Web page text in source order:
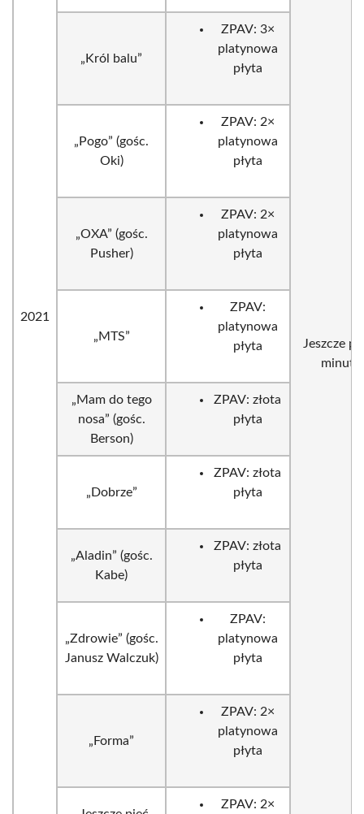
2021
Jeszcze
minut
„Król balu”
ZPAV: 3×
platynowa
płyta
„Pogo” (gośc.
Oki)
ZPAV: 2×
platynowa
płyta
„OXA” (gośc.
Pusher)
ZPAV: 2×
platynowa
płyta
„MTS”
ZPAV:
platynowa
płyta
„Mam do tego
nosa” (gośc.
Berson)
ZPAV: złota
płyta
„Dobrze”
ZPAV: złota
płyta
„Aladin” (gośc.
Kabe)
ZPAV: złota
płyta
„Zdrowie” (gośc.
Janusz Walczuk)
ZPAV:
platynowa
płyta
„Forma”
ZPAV: 2×
platynowa
płyta
ZPAV: 2×